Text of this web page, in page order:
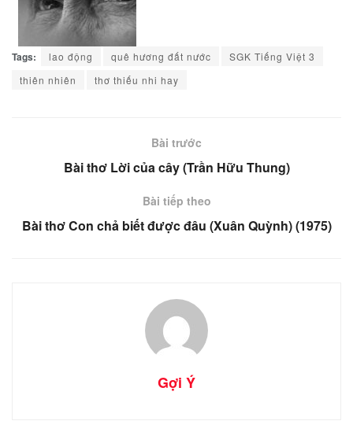
Tags: lao động quê hương đất nước
SGK Tiếng Việt 3
thiên nhiên
thơ thiếu nhi hay
Bài trước
Bài thơ Lời của cây (Trần Hữu Thung)
Bài tiếp theo
Bài thơ Con chả biết được đâu (Xuân Quỳnh) (1975)
Gợi Ý